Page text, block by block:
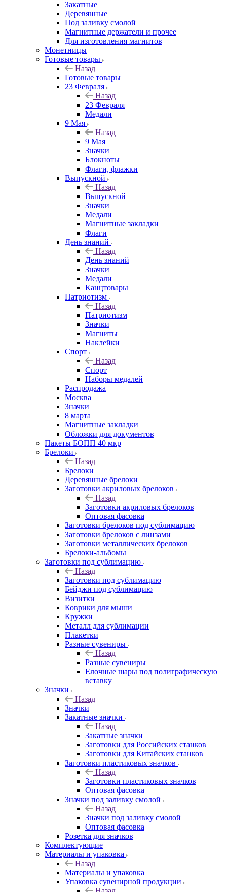
Закатные
Деревянные
Под заливку смолой
Магнитные держатели и прочее
Для изготовления магнитов
Монетницы
Готовые товары
Назад
Готовые товары
23 Февраля
Назад
23 Февраля
Медали
9 Мая
Назад
9 Мая
Значки
Блокноты
Флаги, флажки
Выпускной
Назад
Выпускной
Значки
Медали
Магнитные закладки
Флаги
День знаний
Назад
День знаний
Значки
Медали
Канцтовары
Патриотизм
Назад
Патриотизм
Значки
Магниты
Наклейки
Спорт
Назад
Спорт
Наборы медалей
Распродажа
Москва
Значки
8 марта
Магнитные закладки
Обложки для документов
Пакеты БОПП 40 мкр
Брелоки
Назад
Брелоки
Деревянные брелоки
Заготовки акриловых брелоков
Назад
Заготовки акриловых брелоков
Оптовая фасовка
Заготовки брелоков под сублимацию
Заготовки брелоков с линзами
Заготовки металлических брелоков
Брелоки-альбомы
Заготовки под сублимацию
Назад
Заготовки под сублимацию
Бейджи под сублимацию
Визитки
Коврики для мыши
Кружки
Металл для сублимации
Плакетки
Разные сувениры
Назад
Разные сувениры
Елочные шары под полиграфическую
вставку
Значки
Назад
Значки
Закатные значки
Назад
Закатные значки
Заготовки для Российских станков
Заготовки для Китайских станков
Заготовки пластиковых значков
Назад
Заготовки пластиковых значков
Оптовая фасовка
Значки под заливку смолой
Назад
Значки под заливку смолой
Оптовая фасовка
Розетка для значков
Комплектующие
Материалы и упаковка
Назад
Материалы и упаковка
Упаковка сувенирной продукции